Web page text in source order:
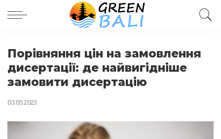
Порівняння цін на замовлення
дисертації: де найвигідніше
замовити дисертацію
03.05.2023